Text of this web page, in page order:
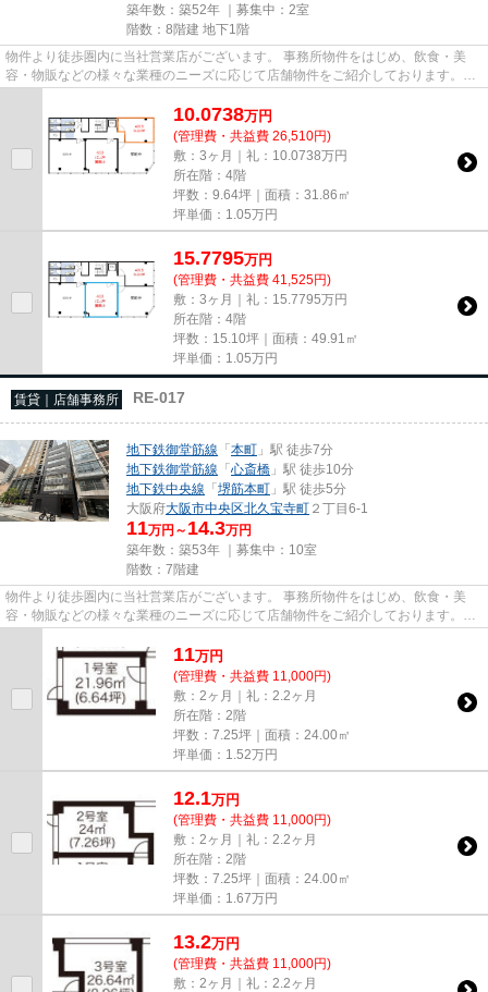
築年数：築52年 ｜募集中： 2室
階数：8階建 地下1階
物件より徒歩圏内に当社営業店がございます。 事務所物件をはじめ、飲食・美
容・物販などの様々な業種のニーズに応じて店舗物件をご紹介しております。
尚、弊社ではおとり広告は一切...
10.0738万円
(管理費・共益費 26,510円)
敷：3ヶ月｜礼：10.0738万円
所在階：4階
坪数：9.64坪｜面積：31.86㎡
坪単価： 1.05万円
15.7795万円
(管理費・共益費 41,525円)
敷：3ヶ月｜礼：15.7795万円
所在階：4階
坪数：15.10坪｜面積：49.91㎡
坪単価： 1.05万円
賃貸｜店舗事務所 RE-017
地下鉄御堂筋線 「本町 」駅 徒歩7分
地下鉄御堂筋線 「心斎橋 」駅 徒歩10分
地下鉄中央線 「堺筋本町 」駅 徒歩5分
大阪府大阪市中央区北久宝寺町 ２丁目6-1
11万円～ 14.3万円
築年数：築53年 ｜募集中： 10室
階数：7階建
物件より徒歩圏内に当社営業店がございます。 事務所物件をはじめ、飲食・美
容・物販などの様々な業種のニーズに応じて店舗物件をご紹介しております。
尚、弊社ではおとり広告は一切...
11万円
(管理費・共益費 11,000円)
敷：2ヶ月｜礼：2.2ヶ月
所在階：2階
坪数：7.25坪｜面積：24.00㎡
坪単価： 1.52万円
12.1万円
(管理費・共益費 11,000円)
敷：2ヶ月｜礼：2.2ヶ月
所在階：2階
坪数：7.25坪｜面積：24.00㎡
坪単価： 1.67万円
13.2万円
(管理費・共益費 11,000円)
敷：2ヶ月｜礼：2.2ヶ月